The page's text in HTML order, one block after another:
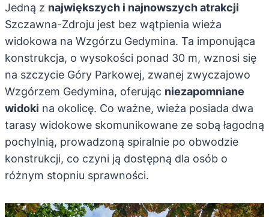
Jedną z największych i najnowszych atrakcji
Szczawna-Zdroju jest bez wątpienia wieża
widokowa na Wzgórzu Gedymina. Ta imponująca
konstrukcja, o wysokości ponad 30 m, wznosi się
na szczycie Góry Parkowej, zwanej zwyczajowo
Wzgórzem Gedymina, oferując niezapomniane
widoki na okolicę. Co ważne, wieża posiada dwa
tarasy widokowe skomunikowane ze sobą łagodną
pochylnią, prowadzoną spiralnie po obwodzie
konstrukcji, co czyni ją dostępną dla osób o
różnym stopniu sprawności.